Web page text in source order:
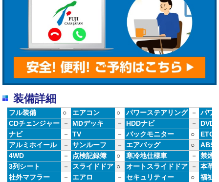
装備詳細
フル装備 ○ エアコン ○ パワーステアリング －
パワ
CDチェンジャー
－ MDデッキ － HDDナビ －
DVD
ナビ
－ TV － バックモニター ○
ETC
アルミホイール
－ サンルーフ － エアバッグ ○
ABS
4WD
－ 点検記録簿 ○ 寒冷地仕様車 －
禁煙
3列シート
－ スライドドア ○ オートスライドドア －
本革
社外マフラー
－ エアロ － セキュリティー ○ 福祉